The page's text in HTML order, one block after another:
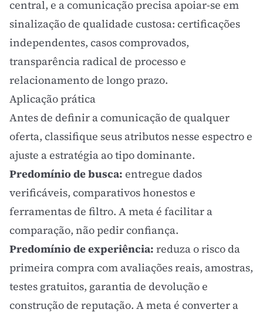
central, e a comunicação precisa apoiar-se em
sinalização de qualidade custosa: certificações
independentes, casos comprovados,
transparência radical de processo e
relacionamento de longo prazo.
Aplicação prática
Antes de definir a comunicação de qualquer
oferta, classifique seus atributos nesse espectro e
ajuste a estratégia ao tipo dominante.
Predomínio de busca: entregue dados
verificáveis, comparativos honestos e
ferramentas de filtro. A meta é facilitar a
comparação, não pedir confiança.
Predomínio de experiência: reduza o risco da
primeira compra com avaliações reais, amostras,
testes gratuitos, garantia de devolução e
construção de reputação. A meta é converter a